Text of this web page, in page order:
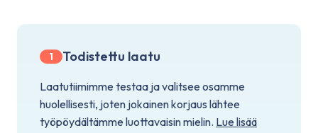
1 Todistettu laatu
Laatutiimimme testaa ja valitsee osamme
huolellisesti, joten jokainen korjaus lähtee
työpöydältämme luottavaisin mielin. Lue lisää